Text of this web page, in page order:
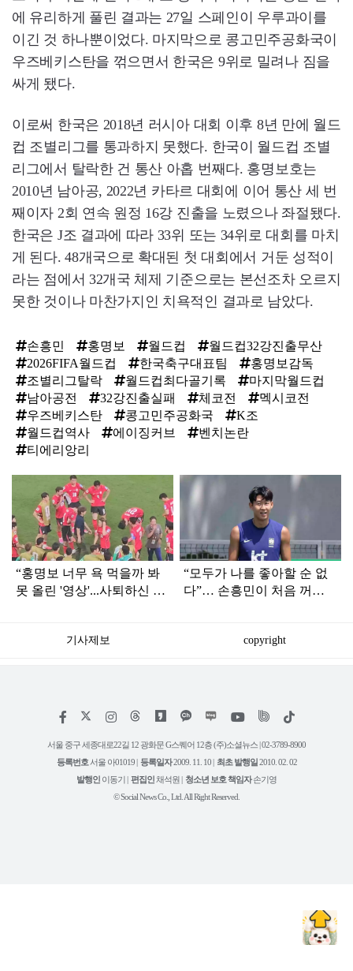
에 유리하게 풀린 결과는 27일 스페인이 우루과이를
이긴 것 하나뿐이었다. 마지막으로 콩고민주공화국이
우즈베키스탄을 꺾으면서 한국은 9위로 밀려나 짐을
싸게 됐다.
이로써 한국은 2018년 러시아 대회 이후 8년 만에 월드
컵 조별리그를 통과하지 못했다. 한국이 월드컵 조별
리그에서 탈락한 건 통산 아홉 번째다. 홍명보호는
2010년 남아공, 2022년 카타르 대회에 이어 통산 세 번
째이자 2회 연속 원정 16강 진출을 노렸으나 좌절됐다.
한국은 J조 결과에 따라 33위 또는 34위로 대회를 마치
게 된다. 48개국으로 확대된 첫 대회에서 거둔 성적이
라는 점에서 32개국 체제 기준으로는 본선조차 오르지
못한 것이나 마찬가지인 치욕적인 결과로 남았다.
손흥민 홍명보 월드컵
월드컵32강진출무산
2026FIFA월드컵
한국축구대표팀
홍명보감독
조별리그탈락
월드컵최다골기록
마지막월드컵
남아공전
32강진출실패 체코전
멕시코전
우즈베키스탄
콩고민주공화국
K조
월드컵역사
에이징커브
벤치논란
티에리앙리
라
인
“홍명보 너무 욕 먹을까 봐
못 올린 '영상'...사퇴하신 김
“모두가 나를 좋아할 순 없
다”… 손흥민이 처음 꺼낸
기사제보 copyright
페
스
인
타
램
위
트
유
튜
틱
서울 중구 세종대로22길 12 광화문 G스퀘어 12층 (주)소셜뉴스 | 02-3789-8900
등록번호 서울 아01019 | 등록일자2009. 11. 10 | 최초 발행일2010. 02. 02
발행인 이동기 | 편집인채석원 | 청소년 보호 책임자손기영
© Social News Co., Ltd. All Right Reserved.